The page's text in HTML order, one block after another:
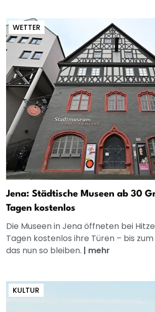
WETTER
Jena: Städtische Museen ab 30
Tagen kostenlos
Die Museen in Jena öffneten bei
Tagen kostenlos ihre Türen – bis
das nun so bleiben. | mehr
KULTUR